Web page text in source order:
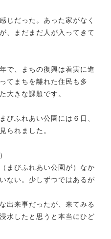
じだった。あった家がなく
、まだまだ人が入ってきて
で、まちの復興は着実に進
てまちを離れた住民も多
大きな課題です。
びふれあい公園には６日、
られました。
まびふれあい公園が）なか
ない。少しずつではあるが
出来事だったが、来てみる
水したと思うと本当にひど